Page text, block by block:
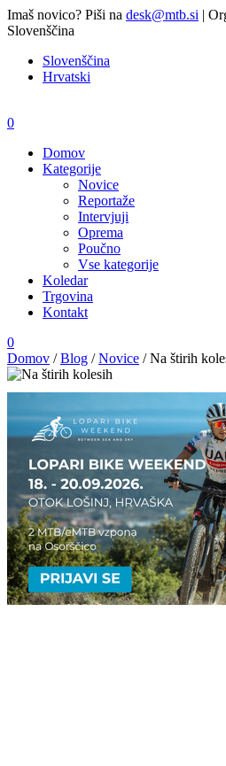
Imaš novico? Piši na desk@mtb.si |
Slovenščina
Slovenščina
Hrvatski
0
Domov
Kategorije
Novice
Reportaže
Intervjuji
Oprema
Poučno
Vse kategorije
Koledar
Trgovina
Kontakt
0
Domov /Blog /Novice /Na štirih